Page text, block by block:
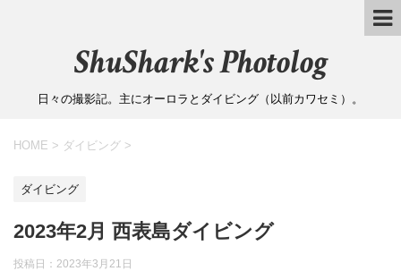
ShuShark's Photolog
日々の撮影記。主にオーロラとダイビング（以前カワセミ）。
HOME > ダイビング >
ダイビング
2023年2月 西表島ダイビング
投稿日： 2023年3月21日